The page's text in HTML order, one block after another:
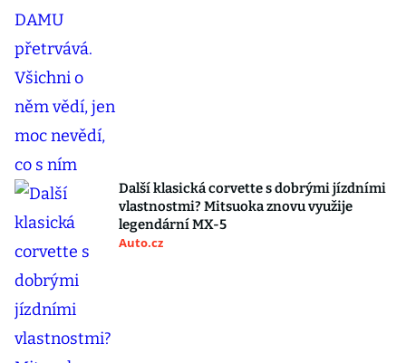
Další klasická corvette s dobrými jízdními
vlastnostmi? Mitsuoka znovu využije
legendární MX-5
Auto.cz